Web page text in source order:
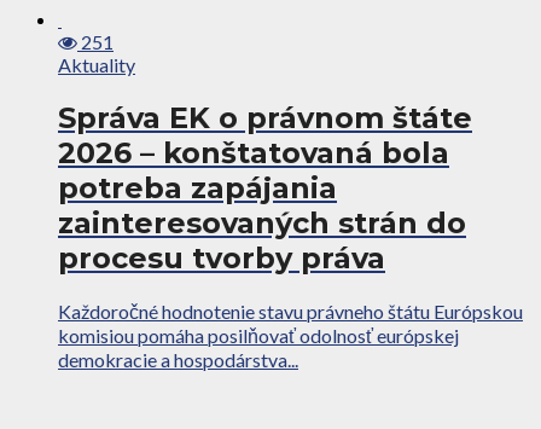
251
Aktuality
Správa EK o právnom štáte
2026 – konštatovaná bola
potreba zapájania
zainteresovaných strán do
procesu tvorby práva
Každoročné hodnotenie stavu právneho štátu Európskou
komisiou pomáha posilňovať odolnosť európskej
demokracie a hospodárstva...